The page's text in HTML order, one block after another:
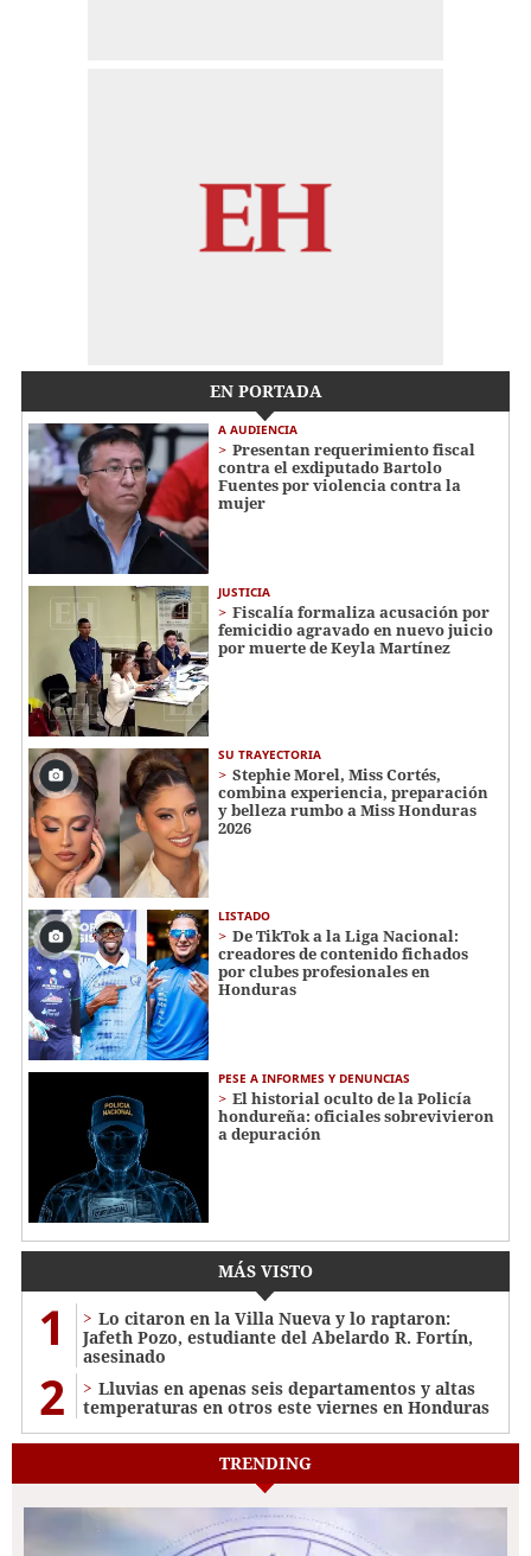
EN PORTADA
A AUDIENCIA
Presentan requerimiento fiscal
contra el exdiputado Bartolo
Fuentes por violencia contra la
mujer
JUSTICIA
Fiscalía formaliza acusación por
femicidio agravado en nuevo juicio
por muerte de Keyla Martínez
SU TRAYECTORIA
Stephie Morel, Miss Cortés,
combina experiencia, preparación
y belleza rumbo a Miss Honduras
2026
LISTADO
De TikTok a la Liga Nacional:
creadores de contenido fichados
por clubes profesionales en
Honduras
PESE A INFORMES Y DENUNCIAS
El historial oculto de la Policía
hondureña: oficiales sobrevivieron
a depuración
MÁS VISTO
1
Lo citaron en la Villa Nueva y lo raptaron:
Jafeth Pozo, estudiante del Abelardo R. Fortín,
asesinado
2
Lluvias en apenas seis departamentos y altas
temperaturas en otros este viernes en Honduras
TRENDING